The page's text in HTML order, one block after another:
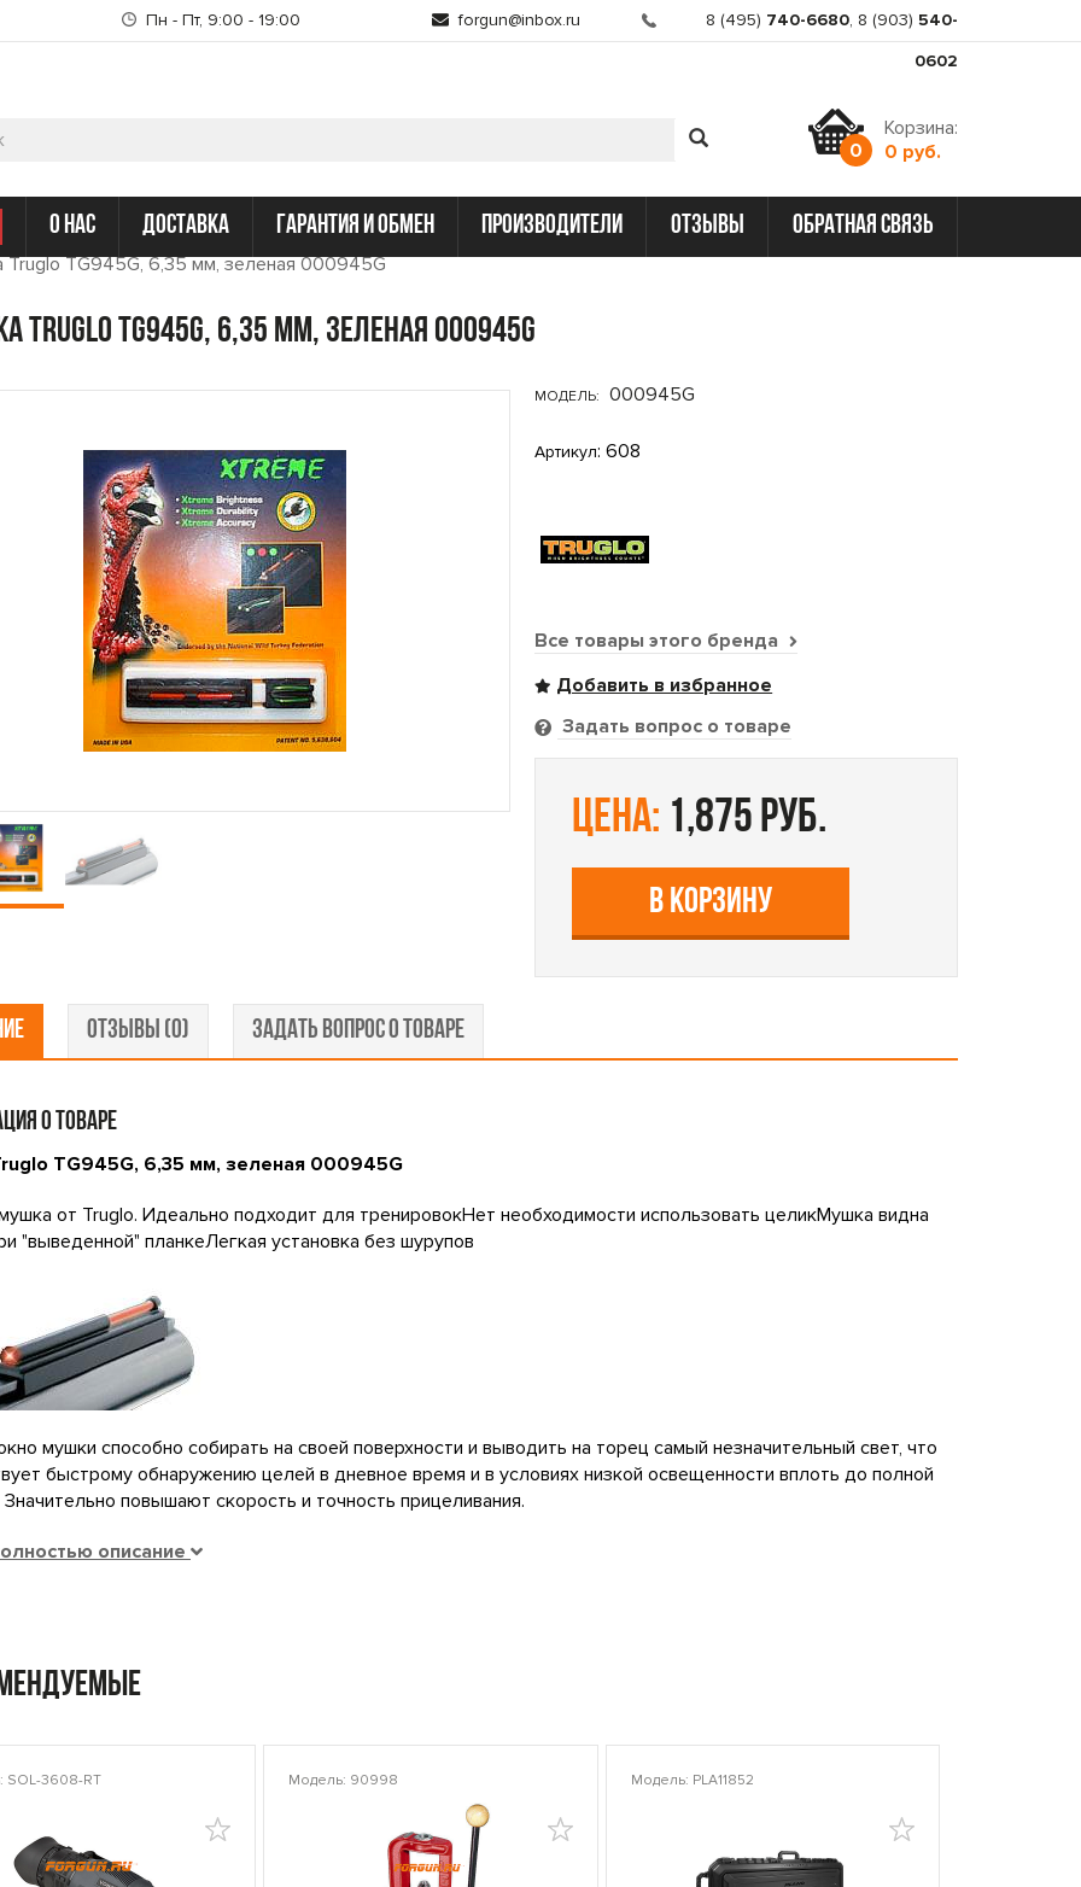
Пн - Пт, 9:00 - 19:00 forgun@inbox.ru 8 (495) 740-6680, 8 (903) 540-
0602
0
Корзина:
0 руб.
о нас доставка гарантия и обмен производители отзывы обратная связь
Truglo TG945G, 6,35 мм, зеленая 000945G
Truglo TG945G, 6,35 мм, зеленая 000945G
МОДЕЛЬ: 000945G
Артикул: 608
Все товары этого бренда
Задать вопрос о товаре
цена: 1,875 руб.
В КОРЗИНУ
ОТЗЫВЫ (0) ЗАДАТЬ ВОПРОС О ТОВАРЕ
О ТОВАРЕ
TG945G, 6,35 мм, зеленая 000945G
от Truglo. Идеально подходит для тренировокНет необходимости использовать целикМушка видна
"выведенной" планкеЛегкая установка без шурупов
мушки способно собирать на своей поверхности и выводить на торец самый незначительный свет, что
быстрому обнаружению целей в дневное время и в условиях низкой освещенности вплоть до полной
повышают скорость и точность прицеливания.
описание
SOL-3608-RT Модель: 90998 Модель: PLA11852